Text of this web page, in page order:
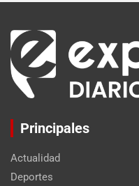
Principales
Actualidad
Deportes